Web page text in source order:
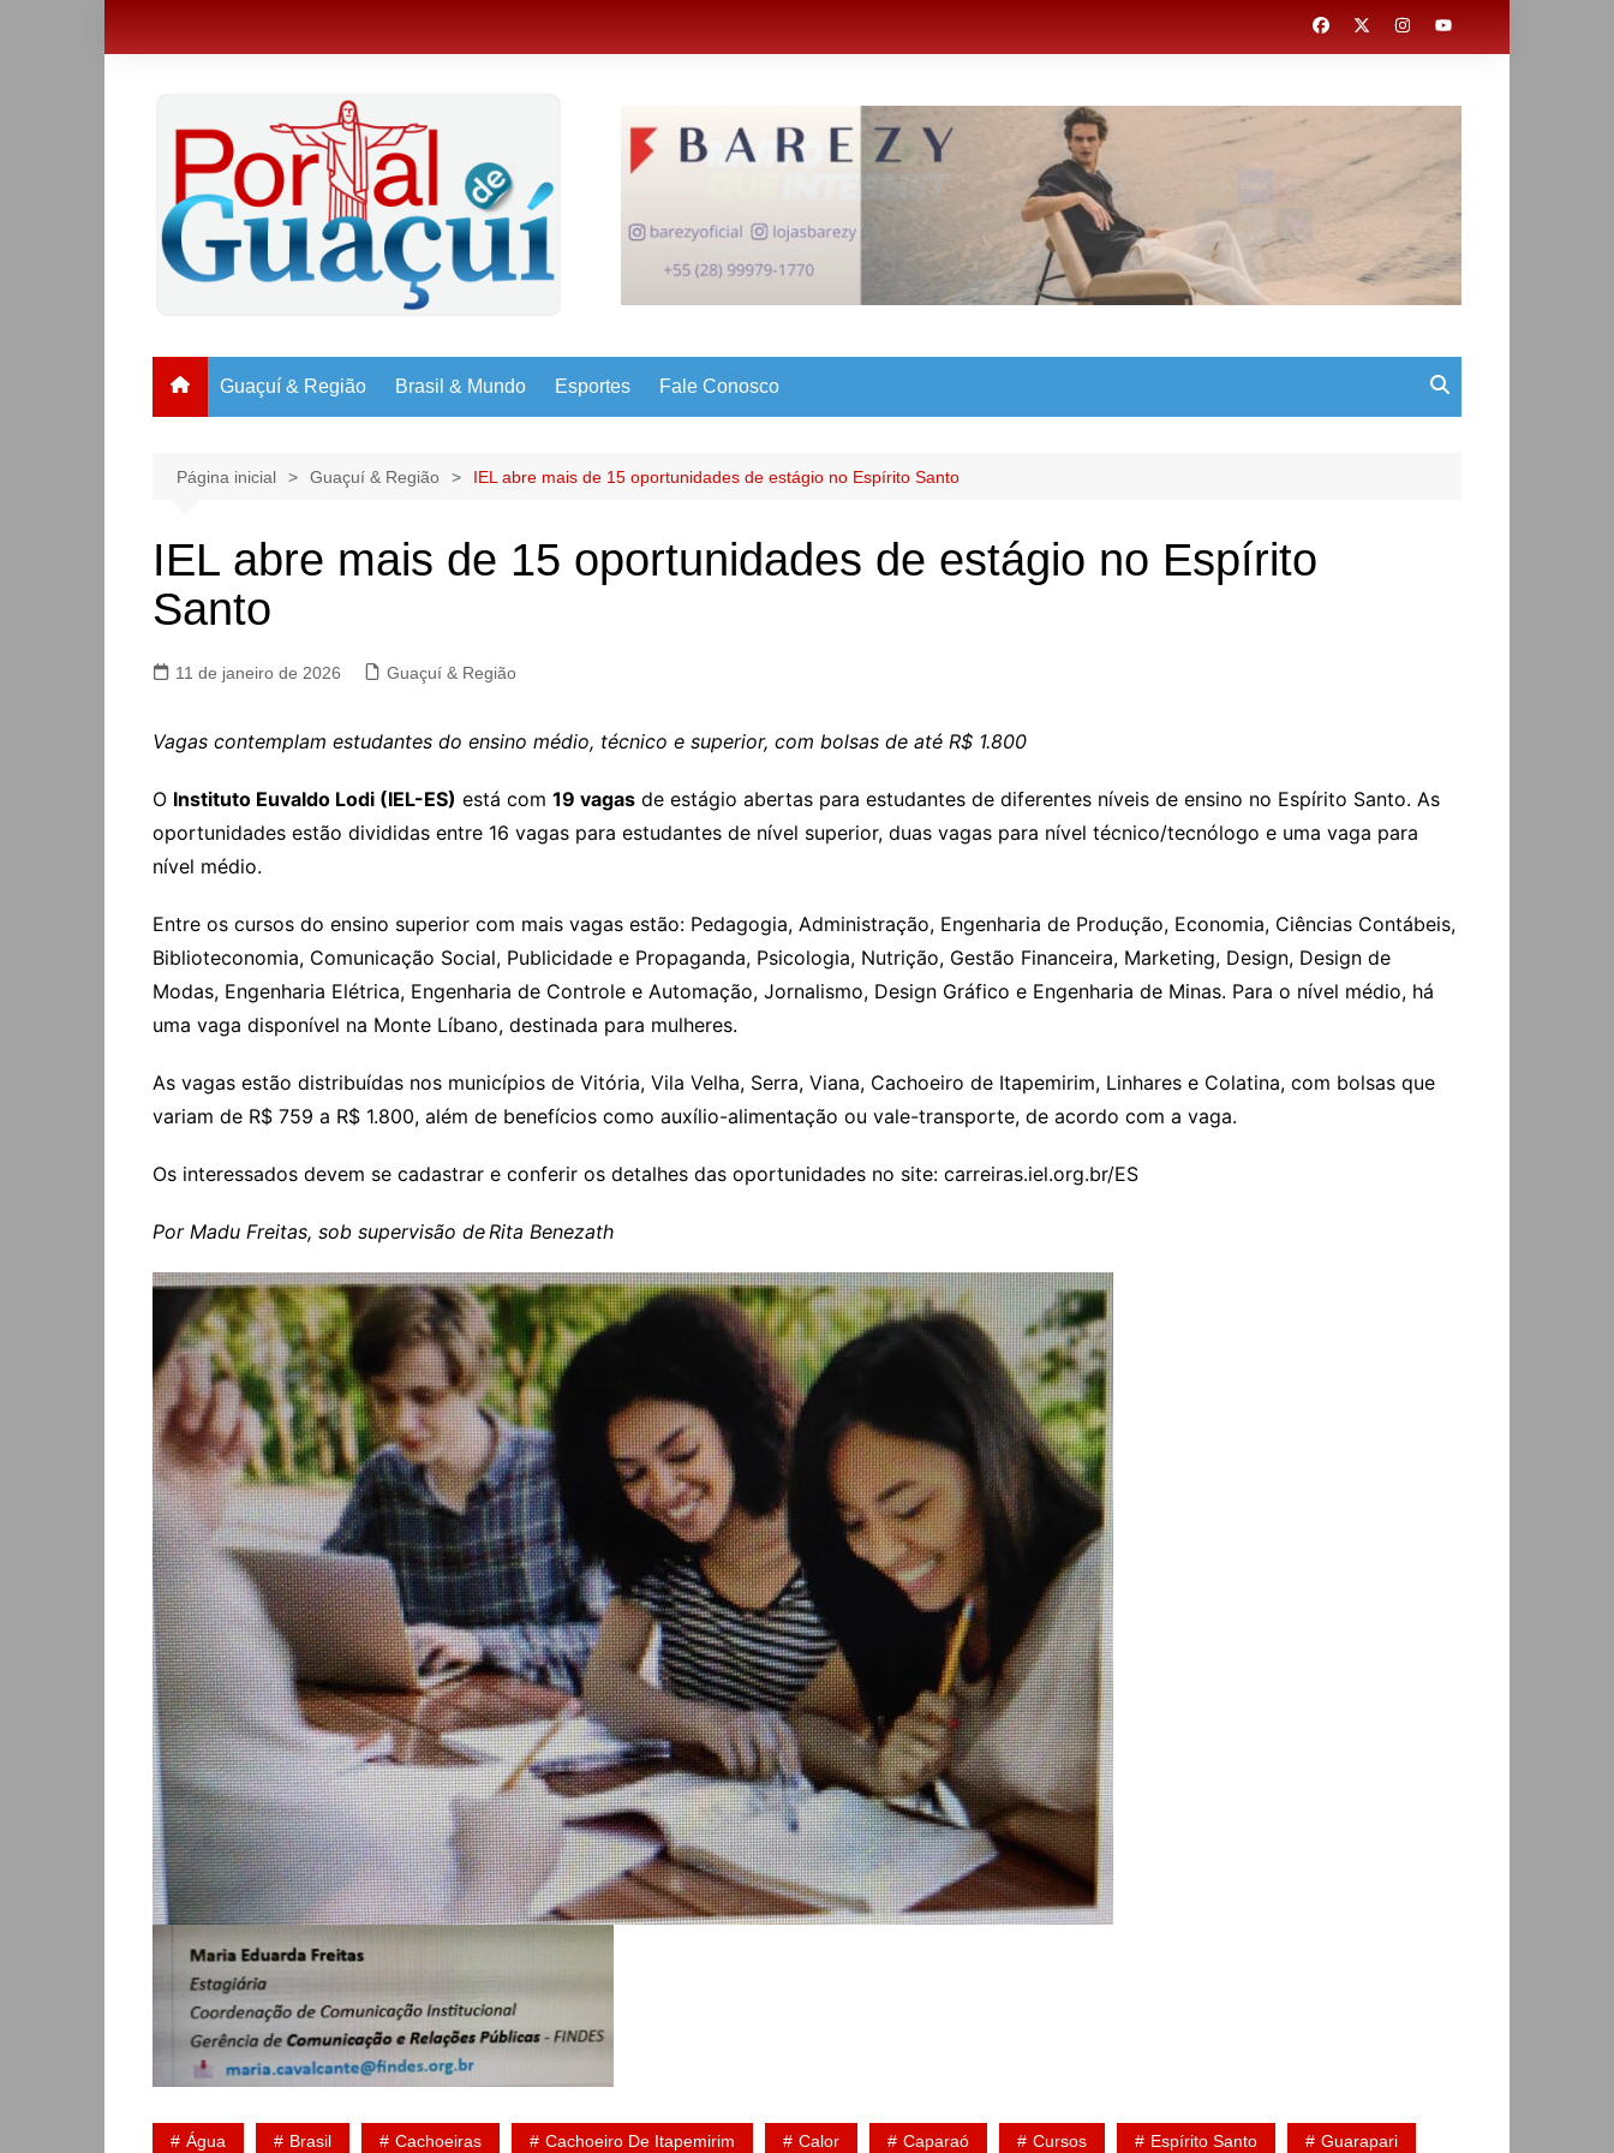
Guaçuí & Região Brasil & Mundo Esportes Fale Conosco
Página inicial Guaçuí & Região IEL abre mais de 15 oportunidades de estágio no Espírito Santo
IEL abre mais de 15 oportunidades de estágio no Espírito
Santo
11 de janeiro de 2026 Guaçuí & Região
Vagas contemplam estudantes do ensino médio, técnico e superior, com bolsas de até R$ 1.800
O Instituto Euvaldo Lodi (IEL-ES) está com 19 vagas de estágio abertas para estudantes de diferentes níveis de ensino no Espírito Santo. As
oportunidades estão divididas entre 16 vagas para estudantes de nível superior, duas vagas para nível técnico/tecnólogo e uma vaga para
nível médio.
Entre os cursos do ensino superior com mais vagas estão: Pedagogia, Administração, Engenharia de Produção, Economia, Ciências Contábeis,
Biblioteconomia, Comunicação Social, Publicidade e Propaganda, Psicologia, Nutrição, Gestão Financeira, Marketing, Design, Design de
Modas, Engenharia Elétrica, Engenharia de Controle e Automação, Jornalismo, Design Gráfico e Engenharia de Minas. Para o nível médio, há
uma vaga disponível na Monte Líbano, destinada para mulheres.
As vagas estão distribuídas nos municípios de Vitória, Vila Velha, Serra, Viana, Cachoeiro de Itapemirim, Linhares e Colatina, com bolsas que
variam de R$ 759 a R$ 1.800, além de benefícios como auxílio-alimentação ou vale-transporte, de acordo com a vaga.
Os interessados devem se cadastrar e conferir os detalhes das oportunidades no site: carreiras.iel.org.br/ES
Por Madu Freitas, sob supervisão deRita Benezath
Água Brasil Cachoeiras Cachoeiro De Itapemirim Calor Caparaó Cursos Espírito Santo Guarapari